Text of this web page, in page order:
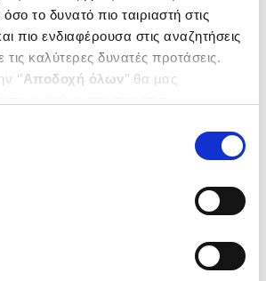
το δυνατό πιο ταιριαστή στις
πιο ενδιαφέρουσα στις αναζητήσεις
καλύτερες δυνατές προτάσεις.
‘’Αποδοχή όλων’’ θα μας
επιλέξετε από τα παρακάτω με την
΄΄και να ενημερωθείτε σχετικά με